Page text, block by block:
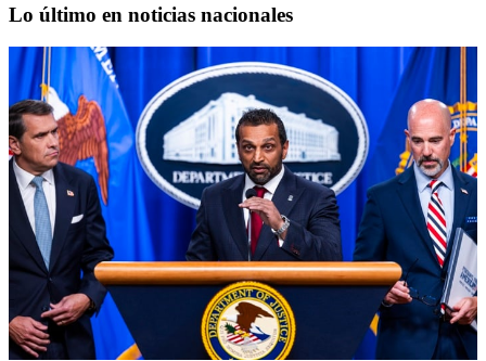
Lo último en noticias nacionales